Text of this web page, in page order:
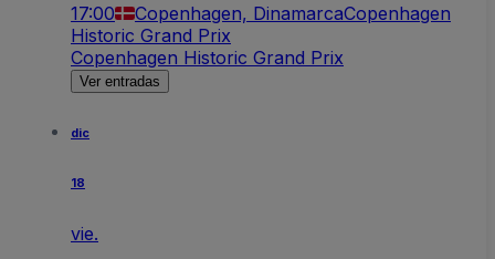
17:00 Copenhagen, DinamarcaCopenhagen
Historic Grand Prix
Copenhagen Historic Grand Prix
Ver entradas
dic
18
vie.